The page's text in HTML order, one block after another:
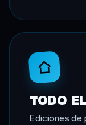
TODO
Ediciones de